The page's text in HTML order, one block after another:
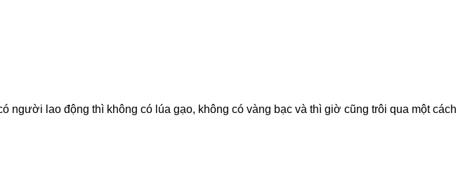
người lao động thì không có lúa gạo, không có vàng bạc và thì giờ cũng trôi qua một